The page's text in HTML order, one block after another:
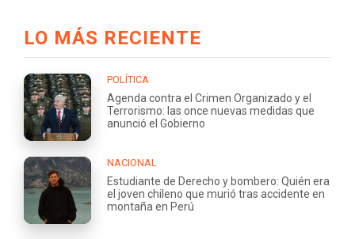
LO MÁS RECIENTE
POLÍTICA
Agenda contra el Crimen Organizado y el
Terrorismo: las once nuevas medidas que
anunció el Gobierno
NACIONAL
Estudiante de Derecho y bombero: Quién era
el joven chileno que murió tras accidente en
montaña en Perú